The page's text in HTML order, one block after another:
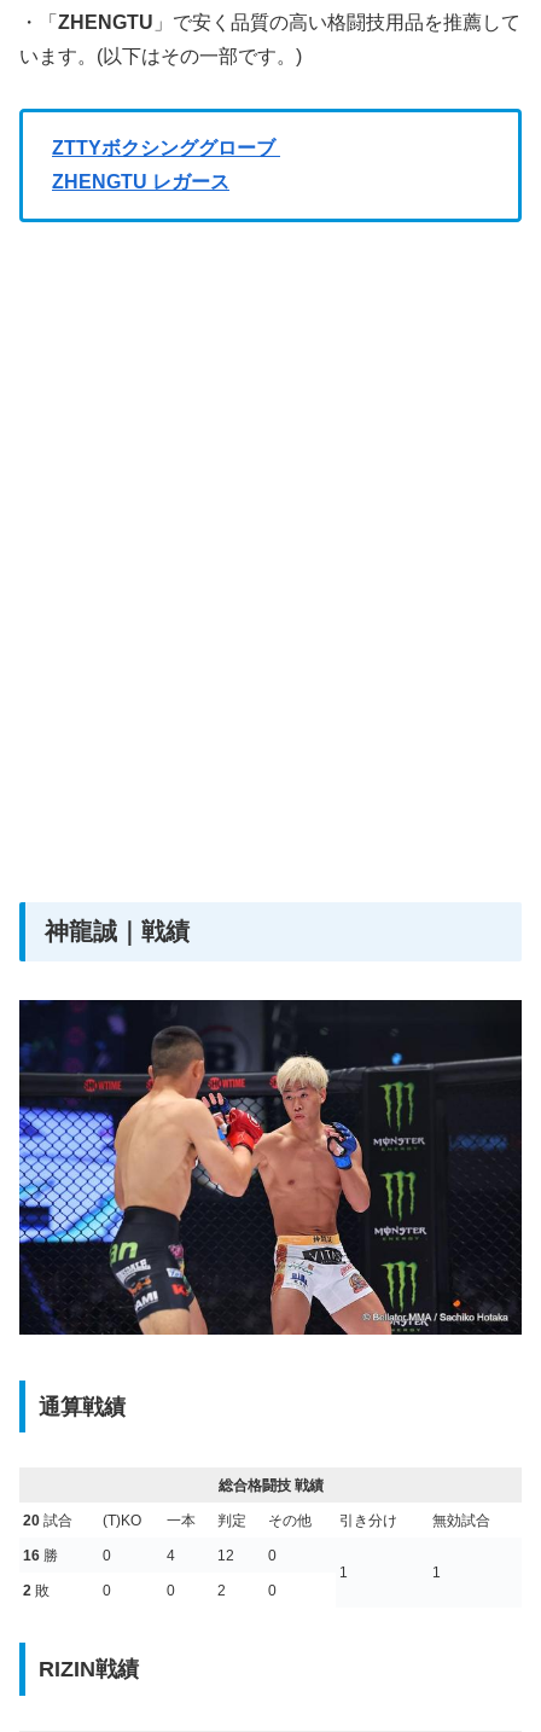
・「 ZHENGTU 」で安く品質の高い格闘技用品を推薦して
います。(以下はその一部です。)
ZTTYボクシンググローブ
ZHENGTU レガース
神龍誠｜戦績
通算戦績
総合格闘技 戦績
20 試合 (T)KO 一本 判定 その他 引き分け 無効試合
16 勝 0 4 12
0
1
1
2 敗 0 0 2 0
RIZIN戦績